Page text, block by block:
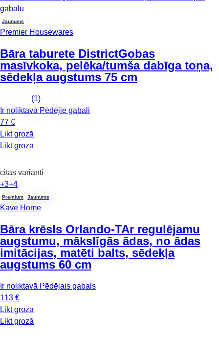
gabalu
Jaunums
Premier Housewares
Bāra taburete DistrictGobas
masīvkoka, pelēka/tumša dabīga toņa,
sēdekļa augstums 75 cm
(1)
Ir noliktavā Pēdējie gabali
77 €
Likt grozā
Likt grozā
citas varianti
+3+4
Premium Jaunums
Kave Home
Bāra krēsls Orlando-TAr regulējamu
augstumu, mākslīgās ādas, no ādas
imitācijas, matēti balts, sēdekļa
augstums 60 cm
Ir noliktavā Pēdējais gabals
113 €
Likt grozā
Likt grozā